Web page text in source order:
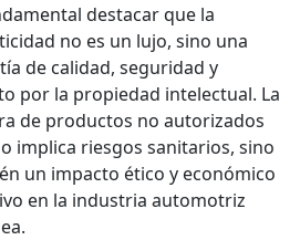
destacar que la
no es un lujo, sino una
de calidad, seguridad y
por la propiedad intelectual. La
de productos no autorizados
implica riesgos sanitarios, sino
un impacto ético y económico
en la industria automotriz